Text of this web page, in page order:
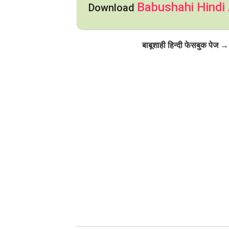
Download Babushahi Hindi
बाबूशाही हिन्दी फेसबुक पेज →